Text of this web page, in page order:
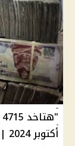
أكتوبر 2024 | هتقبض كام بعد الزيادة الاخيرة؟